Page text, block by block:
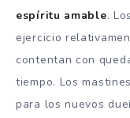
espíritu amable.
ejercicio
contentan con
tiempo. Los
para los nuevos